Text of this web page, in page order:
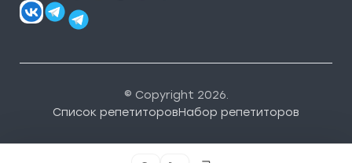
© Copyright 2026.
Список репетиторовНабор репетиторов